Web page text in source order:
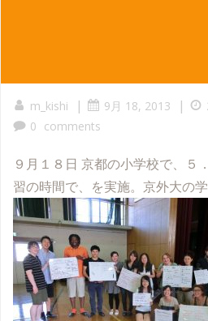
m_kishi | 9月 18, 2013 |
0 comments
９月１８日 京都の小学校で、５
習の時間で、 を実施。京外大の